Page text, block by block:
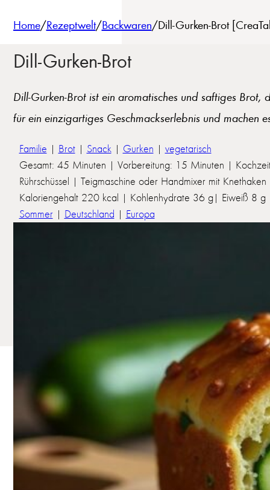
Home/Rezeptwelt/Backwaren/Dill-Gurken-Brot
Dill-Gurken-Brot
Dill-Gurken-Brot ist ein aromatisches und saftiges
für ein einzigartiges Geschmackserlebnis und machen
Familie | Brot| Snack| Gurken | vegetarisch
Gesamt: 45 Minuten | Vorbereitung: 15 Minuten |
Rührschüssel | Teigmaschine oder Handmixer mit
Kaloriengehalt 220 kcal | Kohlenhydrate 36 g| Eiweiß 8
Sommer| Deutschland | Europa